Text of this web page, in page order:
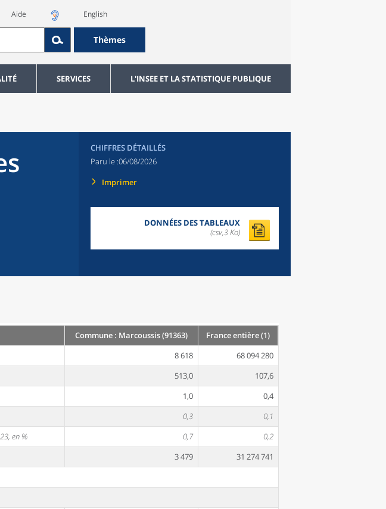
Aide English
Thèmes
SERVICES L'INSEE ET LA STATISTIQUE PUBLIQUE
CHIFFRES DÉTAILLÉS
Paru le :06/08/2026
Imprimer
DONNÉES DES TABLEAUX
(csv,3 Ko)
Commune : Marcoussis (91363)
France entière (1)
8 618
68 094 280
513,0
107,6
1,0
0,4
0,3
0,1
en %
0,7
0,2
3 479
31 274 741